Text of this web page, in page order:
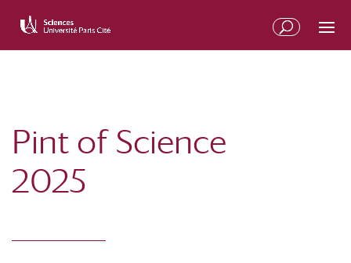
Pint of Science
2025